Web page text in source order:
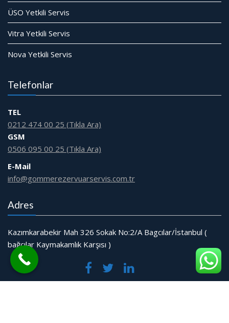
ÜSO Yetkili Servis
Vitra Yetkili Servis
Nova Yetkili Servis
Telefonlar
TEL
0212 474 00 25 (Tıkla Ara)
GSM
0506 095 00 25 (Tıkla Ara)
E-Mail
info@gommerezervuarservis.com.tr
Adres
Kazımkarabekir Mah 326 Sokak No:2/A Bagcılar/İstanbul (
bağcılar Kaymakamlık Karşısı )